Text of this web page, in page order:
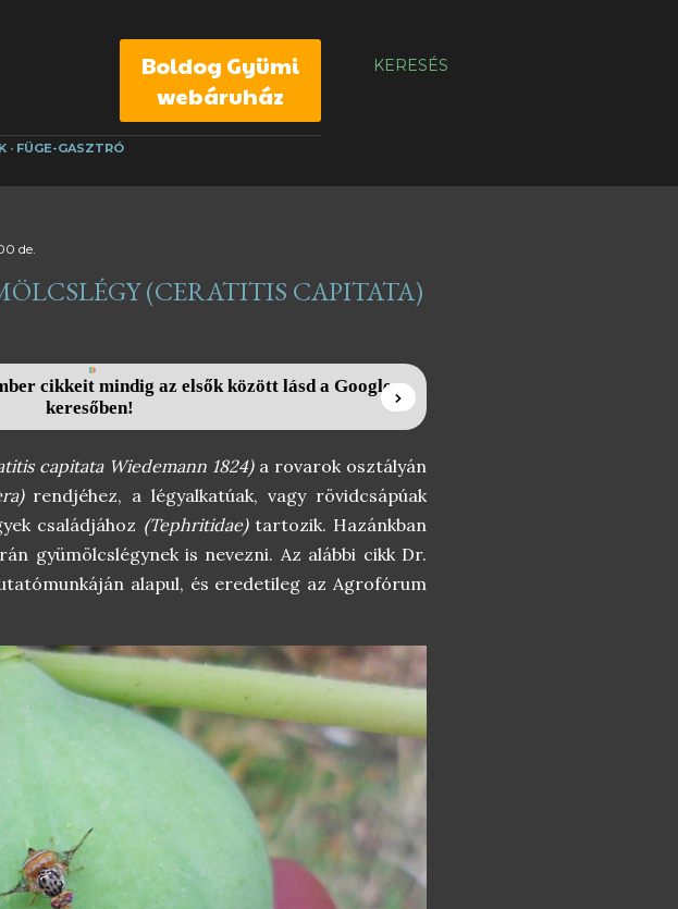
KERESÉS
Boldog Gyümi
webáruház
FÜGE-GASZTRÓ
de.
(CERATITIS CAPITATA)
cikkeit mindig az elsők között lásd a Google
keresőben!
capitata Wiedemann 1824)a rovarok osztályán
rendjéhez, a légyalkatúak, vagy rövidcsápúak
családjához (Tephritidae)tartozik. Hazánkban
gyümölcslégynek is nevezni. Az alábbi cikk Dr.
alapul, és eredetileg az Agrofórum